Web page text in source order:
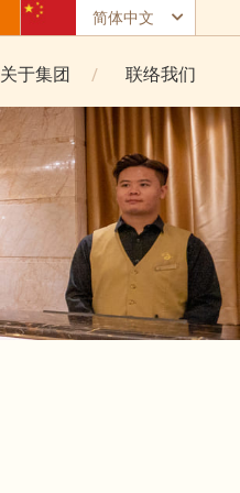
简体中文
关于集团 联络我们